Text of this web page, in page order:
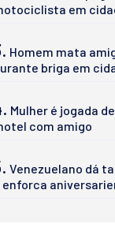
em
Homem mata
briga em
Mulher é jogada
com amigo
Venezuelano dá
enforca